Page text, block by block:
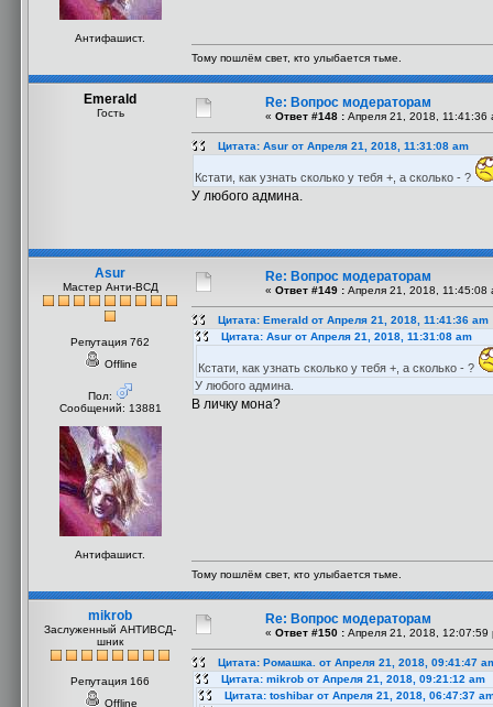
Антифашист.
Тому пошлём свет, кто улыбается тьме.
Emerald
Гость
Re: Вопрос модераторам
« Ответ #148 : Апреля 21, 2018, 11:41:36
Цитата: Asur от Апреля 21, 2018, 11:31:08 am
Кстати, как узнать сколько у тебя +, а сколько - ?
У любого админа.
Asur
Мастер Анти-ВСД
Репутация 762
Offline
Пол:
Сообщений: 13881
Антифашист.
Re: Вопрос модераторам
« Ответ #149 : Апреля 21, 2018, 11:45:08
Цитата: Emerald от Апреля 21, 2018, 11:41:36 am
Цитата: Asur от Апреля 21, 2018, 11:31:08 am
Кстати, как узнать сколько у тебя +, а сколько - ?
У любого админа.
В личку мона?
Тому пошлём свет, кто улыбается тьме.
mikrob
Заслуженный АНТИВСД-
шник
Репутация 166
Offline
Re: Вопрос модераторам
« Ответ #150 : Апреля 21, 2018, 12:07:59
Цитата: Ромашка. от Апреля 21, 2018, 09:41:47
Цитата: mikrob от Апреля 21, 2018, 09:21:12 am
Цитата: toshibar от Апреля 21, 2018, 06:47:37